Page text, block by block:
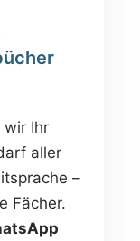
wir Ihr
aller
–
Fächer.